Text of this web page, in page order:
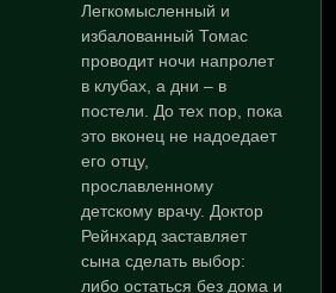
Легкомысленный и
избалованный Томас
проводит ночи напролет
в клубах, а дни – в
постели. До тех пор, пока
это вконец не надоедает
его отцу,
прославленному
детскому врачу. Доктор
Рейнхард заставляет
сына сделать выбор:
либо остаться без дома и